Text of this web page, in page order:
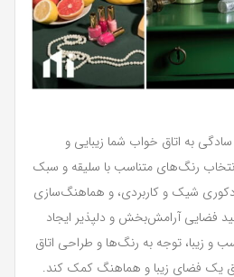
به اتاق خواب شما زیبایی و
رنگ‌های متناسب با سلیقه و سبک
دکوری شیک و کاربردی، و هماهنگ‌سازی
فضایی آرامش‌بخش و دلپذیر ایجاد
و زیبا، توجه به رنگ‌ها و طراحی اتاق
یک فضای زیبا و هماهنگ کمک کند.